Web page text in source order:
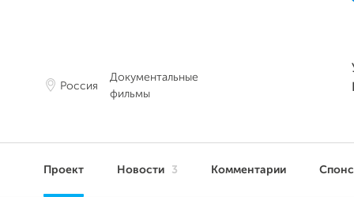
Россия
Документальные
фильмы
Проект Новости 3 Комментарии